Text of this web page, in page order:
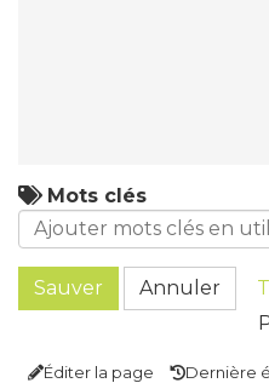
Mots clés
Sauver Annuler
Éditer la page Dernière